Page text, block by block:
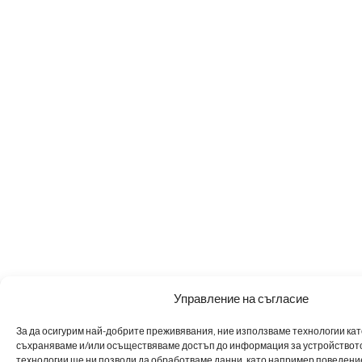
Управление на съгласие
За да осигурим най-добрите преживявания, ние използваме технологии
съхраняваме и/или осъществяваме достъп до информация за